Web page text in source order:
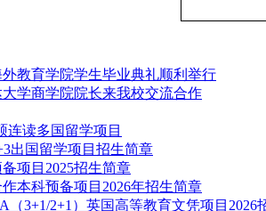
外教育学院学生毕业典礼顺利举行
学商学院院长来我校交流合作
连读多国留学项目
出国留学项目招生简章
项目2025招生简章
本科预备项目2026年招生简章
（3+1/2+1）英国高等教育文凭项目2026